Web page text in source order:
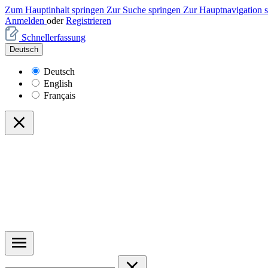
Zum Hauptinhalt springen Zur Suche springen Zur Hauptnavigation
Anmelden oder Registrieren
Schnellerfassung
Deutsch
Deutsch
English
Français